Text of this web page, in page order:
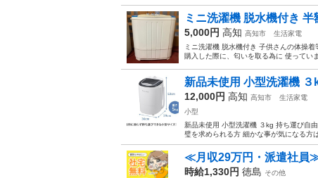
ミニ洗濯機 脱水機付き 半
5,000円 高知 高知市
生活家電
ミニ洗濯機 脱水機付き 子供さんの体操
購入した際に、匂いを取る為に 使ってい
新品未使用 小型洗濯機
12,000円 高知 高知市
生活家電
小型
新品未使用 小型洗濯機 ３kg 持ち運び自
璧を求められる方 細かな事が気になる方
≪月収29万円・派遣社員
時給1,330円 徳島 その他